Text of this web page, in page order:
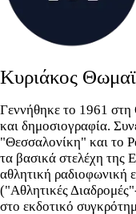
Κυριάκος
Γεννήθηκε το 1961
και δημοσιογραφία.
"Θεσσαλονίκη" και το
τα βασικά στελέχη της
αθλητική ραδιοφωνική
("Αθλητικές
στο εκδοτικό